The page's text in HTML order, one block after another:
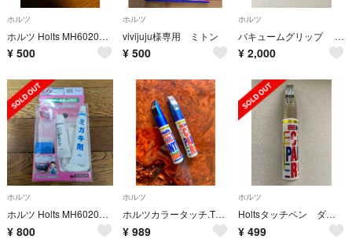
ホルツ
ホルツ Holts MH60202 ペイントヘルパー
¥ 500
ホルツ
vivijuju様専用 ミトン
¥ 500
ホルツ
バキュームグリップ （車凹み直し吸盤）
¥ 2,000
ホルツ
ホルツ Holts MH60203 バンパーキズ直し安心セット
¥ 800
ホルツ
ホルツカラータッチ.T68.8G5、トヨタ他20ml+15mI.週末値引き
¥ 989
ホルツ
Holtsタッチペン ダイハツ専用 シャンパンメタリックオパール T17
¥ 499